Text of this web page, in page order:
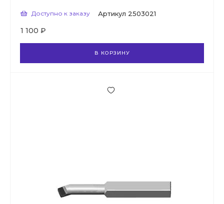
Доступно к заказу Артикул 2503021
1 100 ₽
В КОРЗИНУ